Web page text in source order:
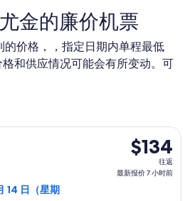
金的廉价机票
的价格，，指定日期内单程最低
和供应情况可能会有所变动。可
$134
往
返,
$134
往返
最新报价 7 小时前
14 日（星期
月 11 日（星期五）从圣何塞前往